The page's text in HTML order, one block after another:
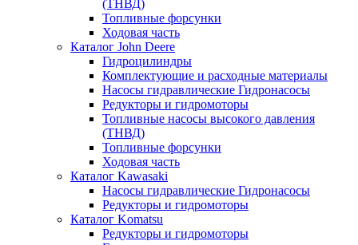
(ТНВД)
Топливные форсунки
Ходовая часть
Каталог John Deere
Гидроцилиндры
Комплектующие и расходные материалы
Насосы гидравлические Гидронасосы
Редукторы и гидромоторы
Топливные насосы высокого давления
(ТНВД)
Топливные форсунки
Ходовая часть
Каталог Kawasaki
Насосы гидравлические Гидронасосы
Редукторы и гидромоторы
Каталог Komatsu
Редукторы и гидромоторы